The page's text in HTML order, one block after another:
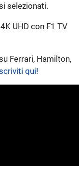
selezionati.
UHD con F1 TV
Ferrari, Hamilton,
qui!